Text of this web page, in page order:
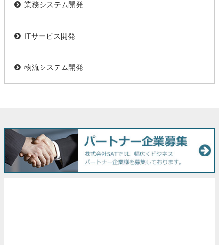
業務システム開発
ITサービス開発
物流システム開発